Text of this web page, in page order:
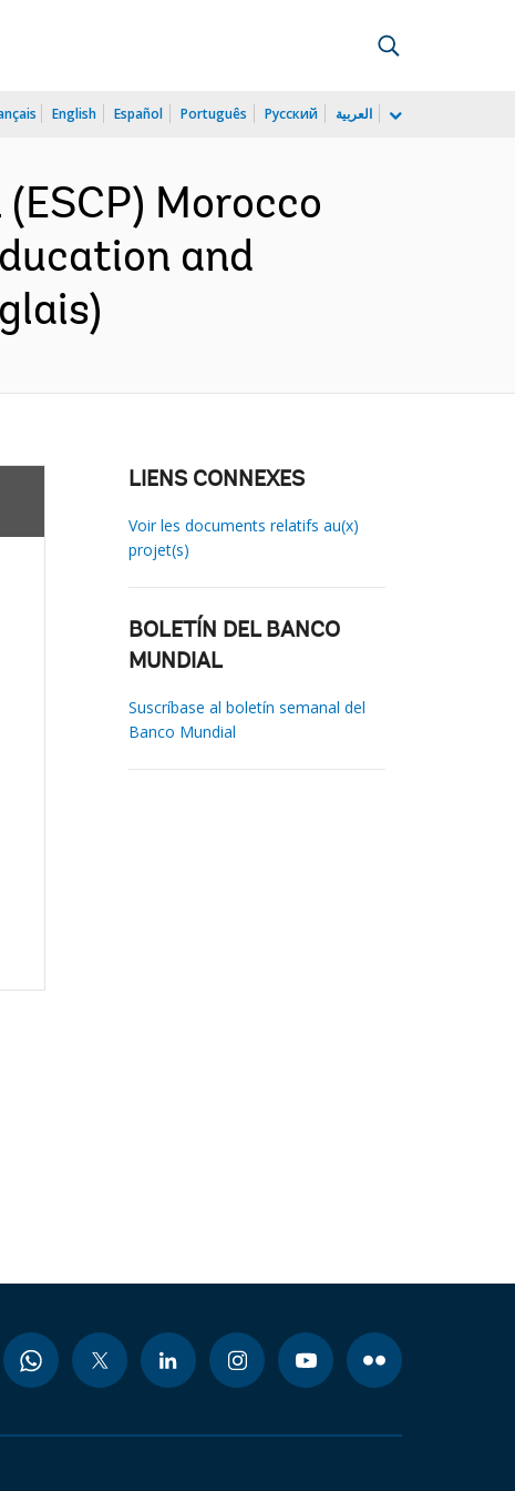
English Español Português Русский العربية
Morocco
and
LIENS CONNEXES
Voir les documents relatifs au(x)
projet(s)
BOLETÍN DEL BANCO
MUNDIAL
Suscríbase al boletín semanal del
Banco Mundial